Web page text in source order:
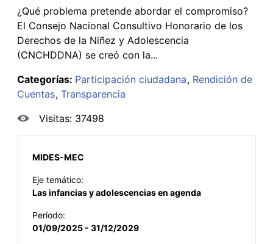
¿Qué problema pretende abordar el compromiso?
El Consejo Nacional Consultivo Honorario de los
Derechos de la Niñez y Adolescencia
(CNCHDDNA) se creó con la...
Categorías: Participación ciudadana Rendición de
Cuentas Transparencia
Visitas: 37498
MIDES-MEC
Eje temático:
Las infancias y adolescencias en agenda
Período:
01/09/2025 - 31/12/2029